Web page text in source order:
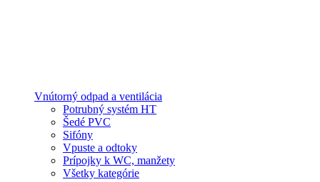
Vnútorný odpad a ventilácia
Potrubný systém HT
Šedé PVC
Sifóny
Vpuste a odtoky
Prípojky k WC, manžety
Všetky kategórie